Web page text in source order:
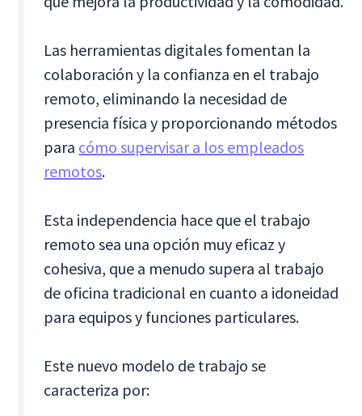
Las herramientas digitales fomentan la
colaboración y la confianza en el trabajo
remoto, eliminando la necesidad de
presencia física y proporcionando métodos
para cómo supervisar a los empleados
remotos.
Esta independencia hace que el trabajo
remoto sea una opción muy eficaz y
cohesiva, que a menudo supera al trabajo
de oficina tradicional en cuanto a idoneidad
para equipos y funciones particulares.
Este nuevo modelo de trabajo se
caracteriza por: